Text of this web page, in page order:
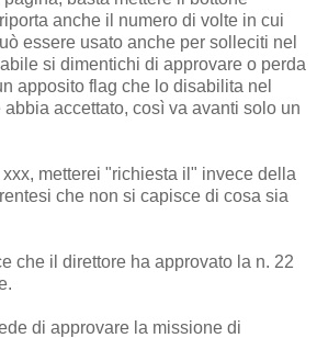
anche il numero di volte in cui
essere usato anche per solleciti nel
si dimentichi di approvare o perda
apposito flag che lo disabilita nel
accettato, così va avanti solo un
metterei "richiesta il" invece della
che non si capisce di cosa sia
che il direttore ha approvato la n. 22
di approvare la missione di